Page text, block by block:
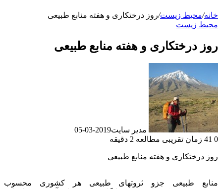
خانه/محیط زیست/روز درختکاری و هفته منابع طبیعی
محیط زیست
روز درختکاری و هفته منابع طبیعی
مدیر سایت2019-03-05
0
زمان تقریبی مطالعه 2 دقیقه
روز درختکاری و هفته منابع طبیعی
منابع طبیعی جزو ثروتهای طبیعی هر کشوری محسوب